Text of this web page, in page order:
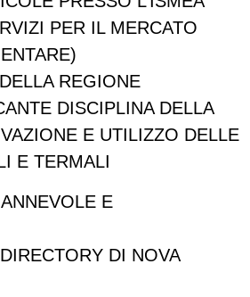
PER IL MERCATO
REGIONE
DISCIPLINA DELLA
E UTILIZZO DELLE
E TERMALI
E
DI NOVA